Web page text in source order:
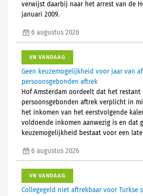
verwijst daarbij naar het arrest van de
januari 2009.
6 augustus 2026
VN VANDAAG
Geen keuzemogelijkheid voor jaar van
persoonsgebonden aftrek
Hof Amsterdam oordeelt dat het restant
persoonsgebonden aftrek verplicht in
het inkomen van het eerstvolgende
voldoende inkomen aanwezig is en dat
keuzemogelijkheid bestaat voor een
6 augustus 2026
VN VANDAAG
Collegegeld niet aftrekbaar voor Turkse